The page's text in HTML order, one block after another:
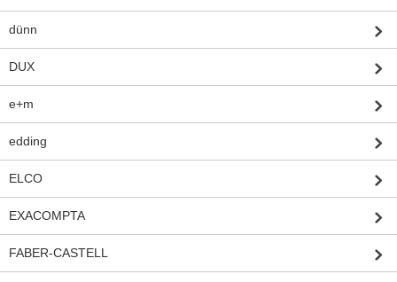
dünn
DUX
e+m
edding
ELCO
EXACOMPTA
FABER-CASTELL